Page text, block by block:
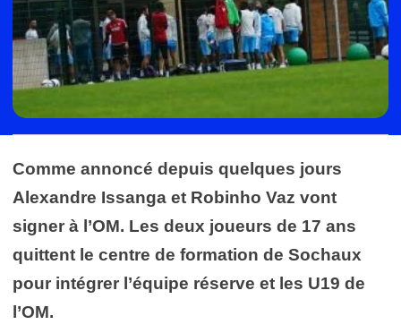
Comme annoncé depuis quelques jours
Alexandre Issanga et Robinho Vaz vont
signer à l’OM. Les deux joueurs de 17 ans
quittent le centre de formation de Sochaux
pour intégrer l’équipe réserve et les U19 de
l’OM.